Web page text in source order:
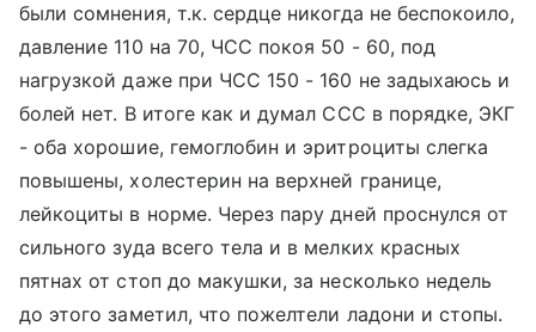
были сомнения, т.к. сердце никогда не беспокоило,
давление 110 на 70, ЧСС покоя 50 - 60, под
нагрузкой даже при ЧСС 150 - 160 не задыхаюсь и
болей нет. В итоге как и думал ССС в порядке, ЭКГ
- оба хорошие, гемоглобин и эритроциты слегка
повышены, холестерин на верхней границе,
лейкоциты в норме. Через пару дней проснулся от
сильного зуда всего тела и в мелких красных
пятнах от стоп до макушки, за несколько недель
до этого заметил, что пожелтели ладони и стопы.